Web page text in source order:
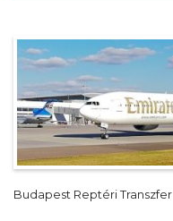
Budapest Reptéri Transzfer